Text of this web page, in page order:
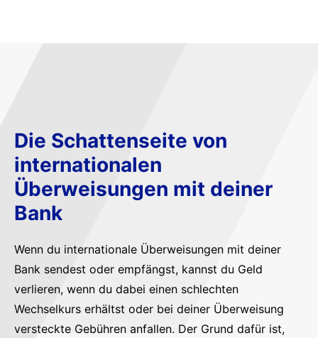
Die Schattenseite von
internationalen
Überweisungen mit deiner
Bank
Wenn du internationale Überweisungen mit deiner
Bank sendest oder empfängst, kannst du Geld
verlieren, wenn du dabei einen schlechten
Wechselkurs erhältst oder bei deiner Überweisung
versteckte Gebühren anfallen. Der Grund dafür ist,